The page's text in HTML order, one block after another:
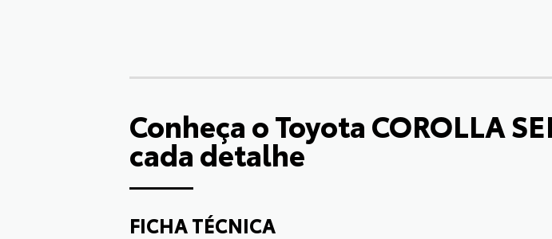
Conheça oToyota COROLLA
cada detalhe
FICHA TÉCNICA